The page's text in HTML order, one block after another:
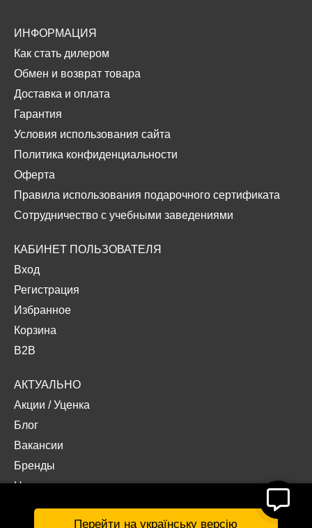
ИНФОРМАЦИЯ
Как стать дилером
Обмен и возврат товара
Доставка и оплата
Гарантия
Условия использования сайта
Политика конфиденциальности
Оферта
Правила использования подарочного сертификата
Сотрудничество с учебными заведениями
КАБИНЕТ ПОЛЬЗОВАТЕЛЯ
Вход
Регистрация
Избранное
Корзина
B2B
АКТУАЛЬНО
Акции /Уценка
Блог
Вакансии
Бренды
Наши проекты
Документы
Перейти на українську версію